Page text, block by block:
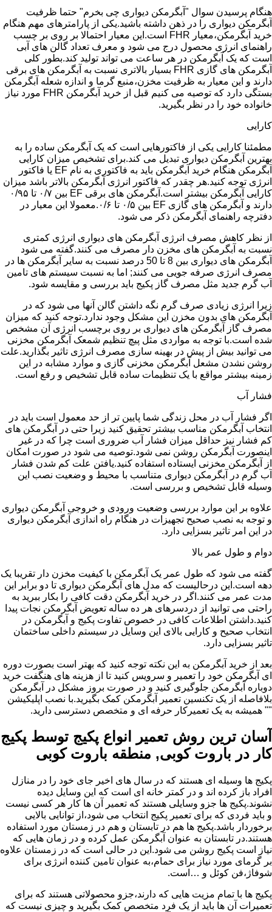
هنگام پرسیدن سوال "آبگرمکن دیواری چی بخرم" حتما ظرفیت
آبگرمکن دیواری را در ذهن داشته باشید.یکی از پارامترهای مهم هنگام
خرید آبگرمکن،معیار FHR است.این معیار احتمالا بر روی بر چسب
راهنمای انرژی محصول درج می شود و معرف تعداد گالن های آبی
است که یک آبگرمکن در هر ساعت می تواند تولید کند.بطور کلی
آبگرمکن های گازی FHR بسیار بالاتری نسبت به آبگرمکن های برقی
دارند و این معیار به ظرفیت مخزن،منبع گرما و اندازه شعله آبگرمکن
بستگی دارد که توصیه می کنیم قبل از خرید آبگرمکن FHR مورد نیاز
خانواده خود را در نظر بگیرید.
کارایی
مطمئنا کارایی یکی از فاکتورهایی است که یک آبگرمکن ساده را به
بهترین آبگرمکن دیواری تبدیل می کند.برای تشخیص میزان کارایی
آبگرمکن هنگام خرید آبگرمکن باید به فاکتوری به نام EF یا فاکتور
انرژی توجه کنید.هر چقدر که فاکتور انرژی آبگرمکن بالاتر باشد میزان
کارایی آبگرمکن بیشتر است.آبگرمکن های برقی EF بین ۰/۷ تا ۰/۹۵
دارند و آبگرمکن های گازی EF بین ۰/۵ تا ۰/۶.معمولا این معیار در
دفترچه راهنمای آبگرمکن ذکر می شود.
از نظر کاهش مصرف انرژی آبگرمکن های دیواری انرژی کمتری
نسبت به آبگرمکن های مخزن دار مصرف می کنند.گفته می شود
آبگرمکن های دیواری بین 8 تا 50 درصد نسبت به سایر آبگرمکن ها در
مصرف انرژی صرفه جویی می کنند; اما به نسبت سیستم های تامین
آب گرم جدید مثل مصرف گاز پکیج باید بررسی و مقایسه شود.
زیرا انرژی زیادی صرف گرم نگه داشتن گالن آنها می شود که در
آبگرمکن های بدون مخزن این مشکل وجود ندارد.توجه کنید که میزان
مصرف گاز آبگرمکن های دیواری بر روی برچسب انرژی آن مشخص
شده است.با توجه به مواردی مثل پیچ تنظیم شمعک آبگرمکن مخزنی
می توانید بیش از پیش در بهینه سازی مصرف انرژی تاثیر بگذارید.علت
روشن نشدن مشعل آبگرمکن مخزنی گازی و موارد مشابه در این
زمینه بیشتر مواقع با یک تنظیمات ساده قابل تشخیص و رفع است.
فشار آب
اگر فشار آب در محل زندگی شما پایین تر از حد معمول است باید در
انتخاب آبگرمکن مناسب بیشتر تحقیق کنید زیرا حتی در آبگرمکن های
کم فشار نیز حداقل میزان فشار آب ضروری است چرا که در غیر
اینصورت آبگرمکن روشن نمی شود.توصیه می شود در صورت امکان
از آبگرمکن مخزنی ایستاده استفاده کنید.یافتن علت کم شدن فشار
آب گرم در آبگرمکن دیواری متناسب با محیط و وضعیت نصب این
وسیله قابل تشخیص و بررسی است.
علاوه بر این موارد بررسی وضعیت ورودی و خروجی آبگرمکن دیواری
و توجه به نصب صحیح تجهیزات در هنگام راه اندازی آبگرمکن دیواری
در این امر تاثیر بسزایی دارد.
دوام و طول عمر بالا
گفته می شود که طول عمر یک آبگرمکن با کیفیت مخزن دار تقریبا یک
دهه است.این درحالیست که مدل های آبگرمکن دیواری تا دو برابر این
مدت عمر می کنند.اگر در خرید آبگرمکن دقت کافی را بکار ببرید به
راحتی می توانید از دردسرهای هر ده ساله تعویض آبگرمکن نجات پیدا
کنید.داشتن اطلاعات کافی در خصوص تفاوت پکیج و آبگرمکن در
انتخاب صحیح و کارایی بالای این وسایل در سیستم داخلی ساختمان
تاثیر بسزایی دارد.
بعد از خرید آبگرمکن به این نکته توجه کنید که بهتر است بصورت دوره
ای آبگرمکن خود را تعمیر و سرویس کنید تا از هزینه های هنگفت خرید
دوباره آبگرمکن جلوگیری کنید و در صورت بروز مشکل در آبگرمکن
بلافاصله از یک تکنسین تعمیر آبگرمکن کمک بگیرید.با نصب اپلیکیشن
"" همیشه به یک تعمیرکار حرفه ای و متخصص دسترسی دارید.
آسان ترین روش تعمیر انواع پکیج توسط پکیج
کار در باروت کوبی, منطقه باروت کوبی
پکیج ها وسیله ای هستند که در سال های اخیر جای خود را در منازل
افراد باز کرده اند و در کمتر خانه ای است که این وسایل دیده
نشوند.پکیج ها جزو وسایلی هستند که تعمیر آن ها کار هر کسی نیست
و باید فردی که برای تعمیر پکیج انتخاب می شود،از توانایی بالایی
برخوردار باشد.پکیج ها هم در تابستان و هم در زمستان مورد استفاده
هستند.در تابستان به عنوان آبگرمکن عمل کرده و در زمان هایی که
نیاز است پکیج روشن می شود.این در حالی است که در زمستان علاوه
بر گرمای مورد نیاز برای حمام،به عنوان تامین کننده انرژی برای
شوفاژ،فن کوئل و …است.
پکیج ها با تمام مزیت هایی که دارند،جزو محصولاتی هستند که برای
تعمیرات آن ها باید از یک فرد متخصص کمک بگیرید و چیزی نیست که